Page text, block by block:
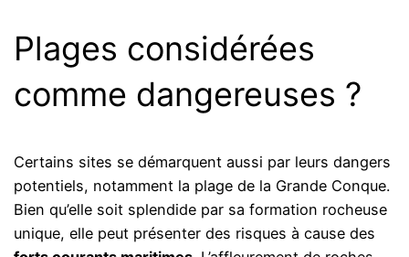
Plages considérées
comme dangereuses ?
Certains sites se démarquent aussi par leurs dangers
potentiels, notamment la plage de la Grande Conque.
Bien qu’elle soit splendide par sa formation rocheuse
unique, elle peut présenter des risques à cause des